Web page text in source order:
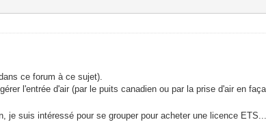
ce forum à ce sujet).
l'entrée d'air (par le puits canadien ou par la prise d'air en
je suis intéressé pour se grouper pour acheter une licence